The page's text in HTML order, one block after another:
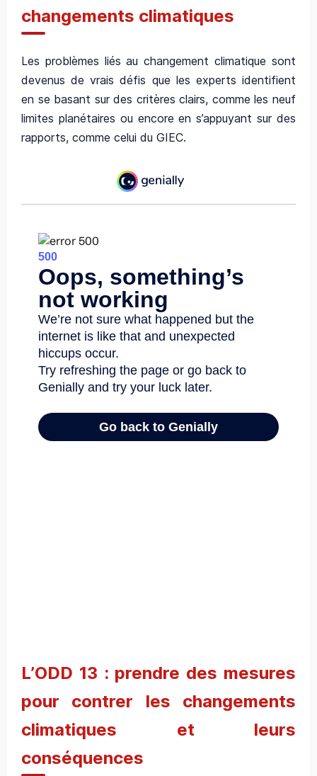
changements climatiques
Les problèmes liés au changement climatique sont
devenus de vrais défis que les experts identifient
en se basant sur des critères clairs, comme les neuf
limites planétaires ou encore en s’appuyant sur des
rapports, comme celui du GIEC.
L’ODD 13 : prendre des mesures
pour contrer les changements
climatiques et leurs
conséquences